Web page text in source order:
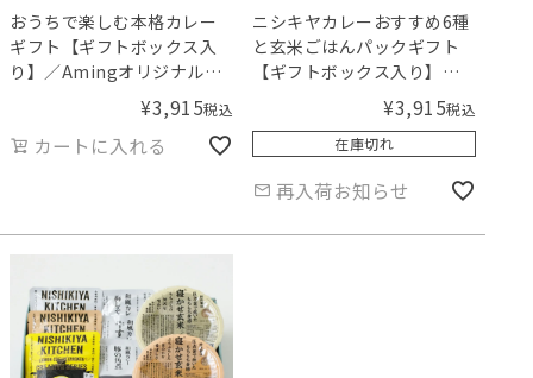
おうちで楽しむ本格カレー
ギフト【ギフトボックス入
り】／Amingオリジナルセ
¥3,915税込
カートに入れる
ニシキヤカレーおすすめ6種
と玄米ごはんパックギフト
【ギフトボックス入り】／
Amingオリジナルセット
¥3,915税込
在庫切れ
再入荷お知らせ